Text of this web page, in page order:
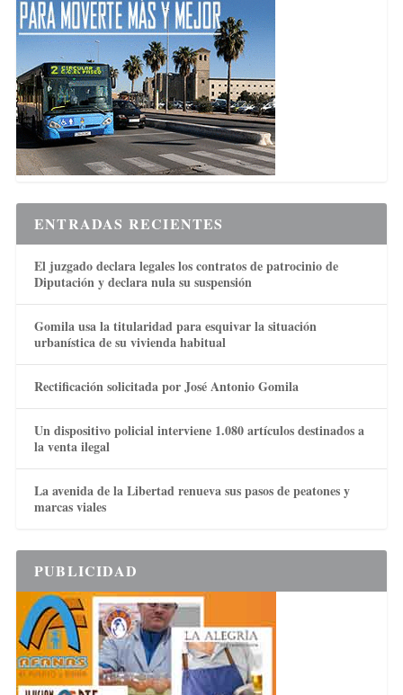
ENTRADAS RECIENTES
El juzgado declara legales los contratos de patrocinio de
Diputación y declara nula su suspensión
Gomila usa la titularidad para esquivar la situación
urbanística de su vivienda habitual
Rectificación solicitada por José Antonio Gomila
Un dispositivo policial interviene 1.080 artículos destinados a
la venta ilegal
La avenida de la Libertad renueva sus pasos de peatones y
marcas viales
PUBLICIDAD